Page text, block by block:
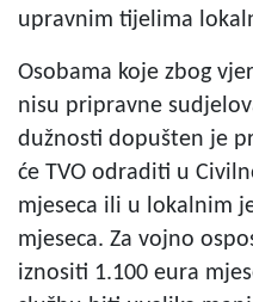
upravnim tijelima
Osobama koje zbog
nisu pripravne
dužnosti dopušten je
će TVO odraditi u
mjeseca ili u lokalnim
mjeseca. Za vojno
iznositi 1.100 eura